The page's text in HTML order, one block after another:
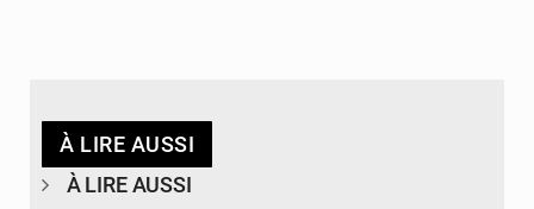
À LIRE AUSSI
À LIRE AUSSI